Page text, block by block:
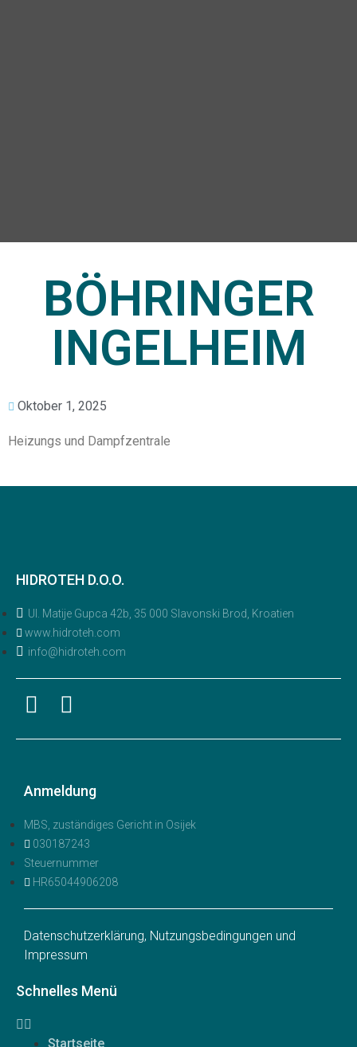
BÖHRINGER
INGELHEIM
Oktober 1, 2025
Heizungs und Dampfzentrale
HIDROTEH D.O.O.
Ul. Matije Gupca 42b, 35 000 Slavonski Brod, Kroatien
www.hidroteh.com
info@hidroteh.com
Anmeldung
MBS, zuständiges Gericht in Osijek
030187243
Steuernummer
HR65044906208
Datenschutzerklärung, Nutzungsbedingungen und
Impressum
Schnelles Menü
Startseite